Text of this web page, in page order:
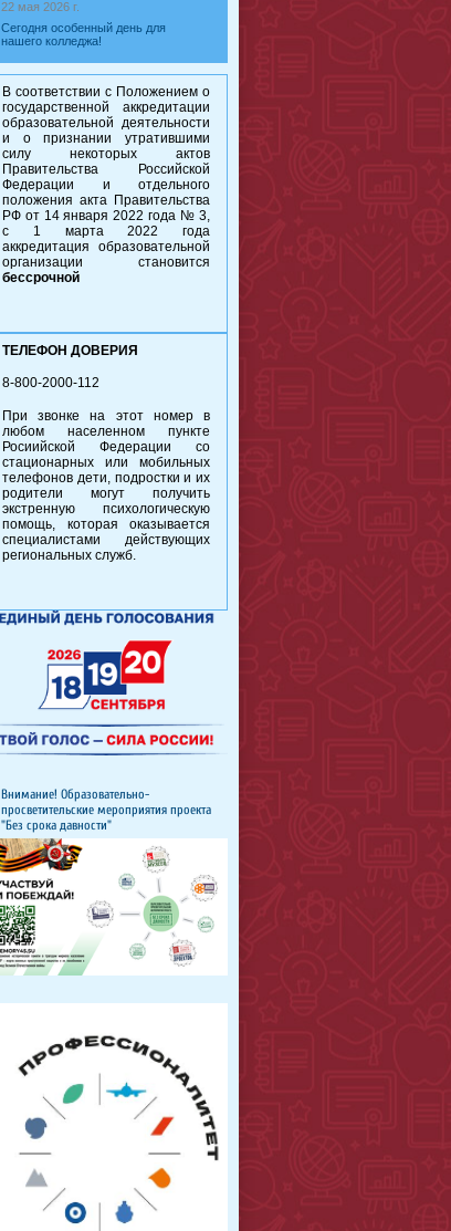
22 мая 2026 г.
Сегодня особенный день для
нашего колледжа!
В соответствии с Положением о
государственной аккредитации
образовательной деятельности
и о признании утратившими
силу некоторых актов
Правительства Российской
Федерации и отдельного
положения акта Правительства
РФ от 14 января 2022 года № 3,
с 1 марта 2022 года
аккредитация образовательной
организации становится
бессрочной
ТЕЛЕФОН ДОВЕРИЯ
8-800-2000-112
При звонке на этот номер в
любом населенном пункте
Росиийской Федерации со
стационарных или мобильных
телефонов дети, подростки и их
родители могут получить
экстренную психологическую
помощь, которая оказывается
специалистами действующих
региональных служб.
Внимание! Образовательно-
просветительские мероприятия проекта
"Без срока давности"